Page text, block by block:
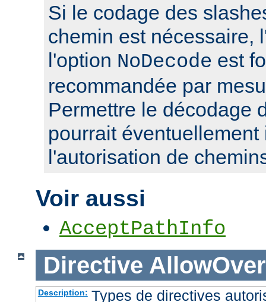
Si le codage des
chemin est nécessaire,
l'option NoDecode est
recommandée par
Permettre le décodage
pourrait éventuellement
l'autorisation de
Voir aussi
AcceptPathInfo
Directive
Description: Types de directives